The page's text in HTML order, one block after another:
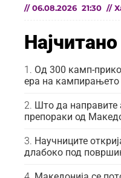
// 06.08.2026 21:30 //
Најчитано
Од 300 камп-
ера на кампирањето
Што да направите
препораки од
Научниците
длабоко под